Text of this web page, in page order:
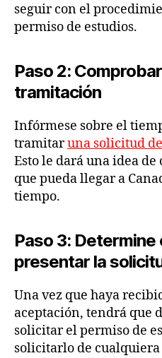
seguir con el
permiso de estudios.
Paso 2:
tramitación
Infórmese sobre el
tramitaruna solicitud
Esto le dará una idea
que pueda llegar a
tiempo.
Paso 3: Determine
presentar la
Una vez que haya
aceptación, tendrá que
solicitar el permiso de
solicitarlo de cualquiera